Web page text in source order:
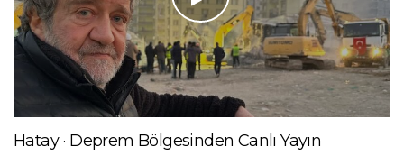
Hatay · Deprem Bölgesinden Canlı Yayın